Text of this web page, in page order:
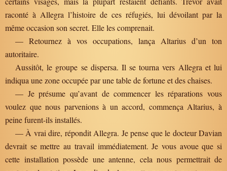
raconté à Allegra l’histoire de ces réfugiés, lui dévoilant par la
même occasion son secret. Elle les comprenait.
— Retournez à vos occupations, lança Altarius d’un ton
autoritaire.
Aussitôt, le groupe se dispersa. Il se tourna vers Allegra et lui
indiqua une zone occupée par une table de fortune et des chaises.
— Je présume qu’avant de commencer les réparations vous
voulez que nous parvenions à un accord, commença Altarius, à
peine furent-ils installés.
— À vrai dire, répondit Allegra. Je pense que le docteur Davian
devrait se mettre au travail immédiatement. Je vous avoue que si
cette installation possède une antenne, cela nous permettrait de